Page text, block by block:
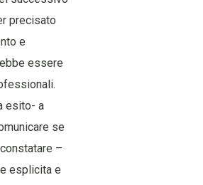
precisato
e
essere
esito- a
se
–
esplicita e